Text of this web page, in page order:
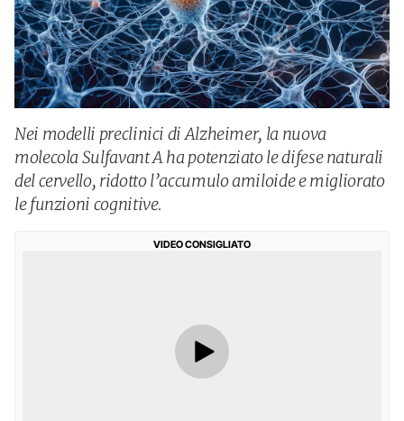
Nei modelli preclinici di Alzheimer, la nuova
molecola Sulfavant A ha potenziato le difese naturali
del cervello, ridotto l’accumulo amiloide e migliorato
le funzioni cognitive.
VIDEO CONSIGLIATO